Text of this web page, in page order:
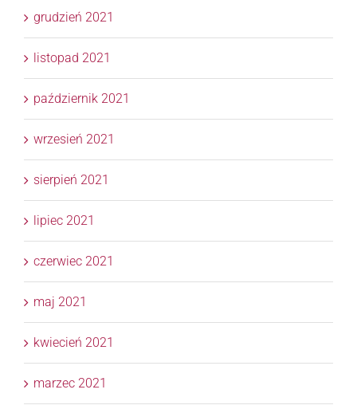
grudzień 2021
listopad 2021
październik 2021
wrzesień 2021
sierpień 2021
lipiec 2021
czerwiec 2021
maj 2021
kwiecień 2021
marzec 2021